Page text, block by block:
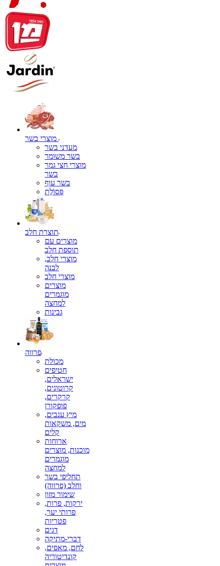
מעדני בשר
בשר משומר
מוצרי חצי גמר
בשר
בשר עוף
פְּסוֹלֶת
תוצרת חלב
מוצרים עם
תוספת חלב
מוצרי חלב,
לבנה
מוצרי חלב
מוצרים
מוגמרים
למחצה
גבינות
פרווה
מכולת
חטיפים
ישראלים,
קרוטונים,
קרקרים,
פופקורן
מיץ ענבים,
מים, משקאות
קלים
ארוחות
מוכנות, מוצרים
מוגמרים
למחצה
תחליפי בשר
וחלב (פרווה)
שימור מזון
ירקות, פרות,
פרותי יער,
פטריות
דגים
דברי-מתיקה
לחם, מאפים,
קונדיטוריה